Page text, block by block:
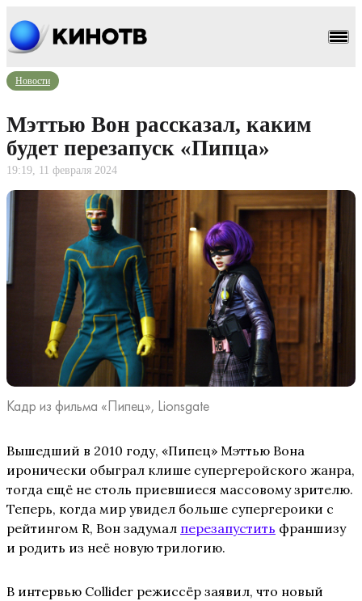
Новости
Мэттью Вон рассказал, каким
будет перезапуск «Пипца»
19:19, 11 февраля 2024
Кадр из фильма «Пипец», Lionsgate
Вышедший в 2010 году, «Пипец» Мэттью Вона
иронически обыграл клише супергеройского жанра,
тогда ещё не столь приевшиеся массовому зрителю.
Теперь, когда мир увидел больше супергероики с
рейтингом R, Вон задумал перезапустить франшизу
и родить из неё новую трилогию.
В интервью Collider режиссёр заявил, что новый